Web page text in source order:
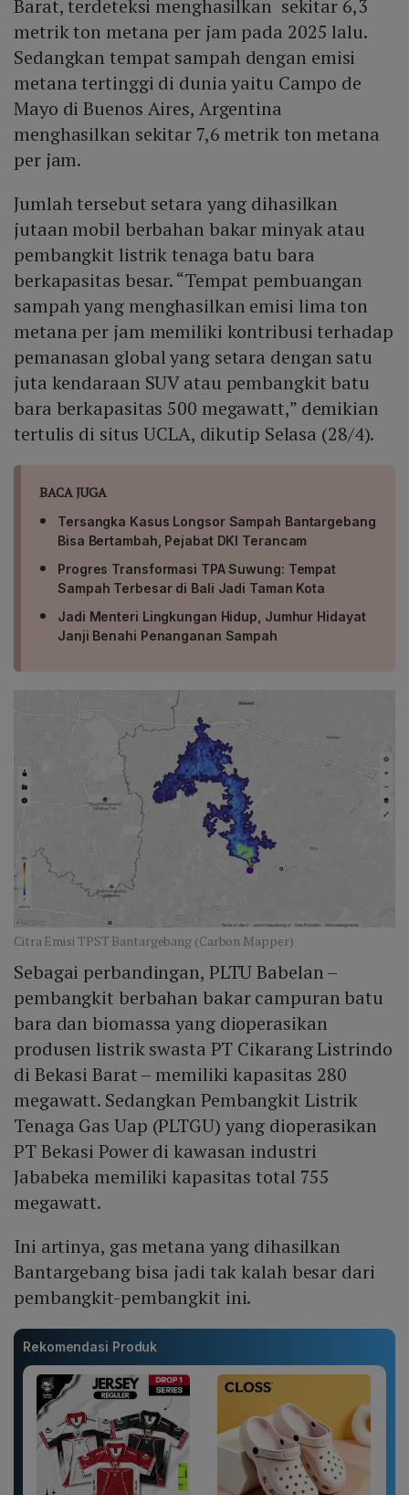
(280 MW) dan PLTGU Jababeka (755 MW).
Barat, terdeteksi menghasilkan sekitar 6,3
metrik ton metana per jam pada 2025 lalu.
Sedangkan tempat sampah dengan emisi
metana tertinggi di dunia yaitu Campo de
Mayo di Buenos Aires, Argentina
menghasilkan sekitar 7,6 metrik ton metana
per jam.
Jumlah tersebut setara yang dihasilkan
jutaan mobil berbahan bakar minyak atau
pembangkit listrik tenaga batu bara
berkapasitas besar. “Tempat pembuangan
sampah yang menghasilkan emisi lima ton
metana per jam memiliki kontribusi terhadap
pemanasan global yang setara dengan satu
juta kendaraan SUV atau pembangkit batu
bara berkapasitas 500 megawatt,” demikian
tertulis di situs UCLA, dikutip Selasa (28/4).
BACA JUGA
Tersangka Kasus Longsor Sampah Bantargebang
Bisa Bertambah, Pejabat DKI Terancam
Progres Transformasi TPA Suwung: Tempat
Sampah Terbesar di Bali Jadi Taman Kota
Jadi Menteri Lingkungan Hidup, Jumhur Hidayat
Janji Benahi Penanganan Sampah
Citra Emisi TPST Bantargebang (Carbon Mapper)
Sebagai perbandingan, PLTU Babelan –
pembangkit berbahan bakar campuran batu
bara dan biomassa yang dioperasikan
produsen listrik swasta PT Cikarang Listrindo
di Bekasi Barat – memiliki kapasitas 280
megawatt. Sedangkan Pembangkit Listrik
Tenaga Gas Uap (PLTGU) yang dioperasikan
PT Bekasi Power di kawasan industri
Jababeka memiliki kapasitas total 755
megawatt.
Ini artinya, gas metana yang dihasilkan
Bantargebang bisa jadi tak kalah besar dari
pembangkit-pembangkit ini.
Rekomendasi Produk